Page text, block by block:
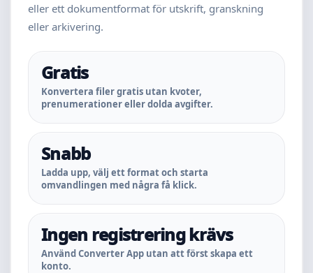
eller ett dokumentformat för utskrift, granskning
eller arkivering.
Gratis
Konvertera filer gratis utan kvoter,
prenumerationer eller dolda avgifter.
Snabb
Ladda upp, välj ett format och starta
omvandlingen med några få klick.
Ingen registrering krävs
Använd Converter App utan att först skapa ett
konto.